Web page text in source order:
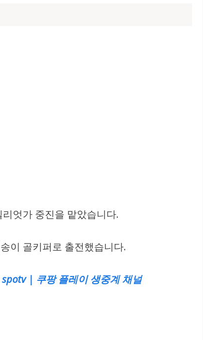
엇가 중진을 맡았습니다.
이 골키퍼로 출전했습니다.
| 쿠팡 플레이 생중계 채널